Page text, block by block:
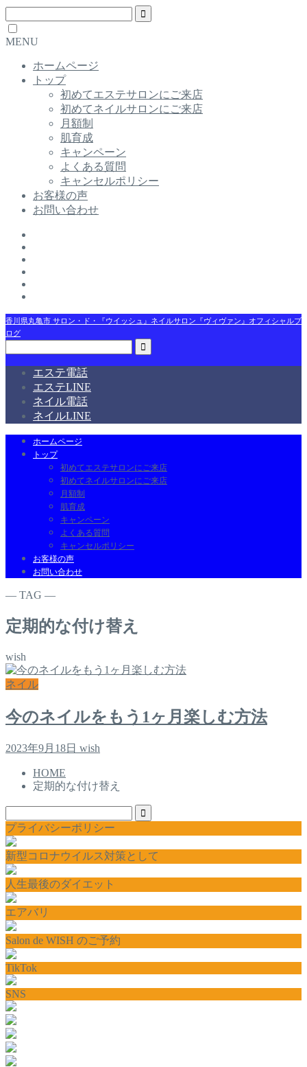
MENU
ホームページ
トップ
初めてエステサロンにご来店
初めてネイルサロンにご来店
月額制
肌育成
キャンペーン
よくある質問
キャンセルポリシー
お客様の声
お問い合わせ
香川県丸亀市 サロン・ド・『ウイッシュ』ネイルサロン『ヴィヴァン』オフィシャルブ
ログ
エステ電話
エステLINE
ネイル電話
ネイルLINE
ホームページ
トップ
初めてエステサロンにご来店
初めてネイルサロンにご来店
月額制
肌育成
キャンペーン
よくある質問
キャンセルポリシー
お客様の声
お問い合わせ
― TAG ―
定期的な付け替え
wish
ネイル
今のネイルをもう1ヶ月楽しむ方法
2023年9月18日 wish
HOME
定期的な付け替え
プライバシーポリシー
新型コロナウイルス対策として
人生最後のダイエット
エアバリ
Salon de WISH のご予約
TikTok
SNS